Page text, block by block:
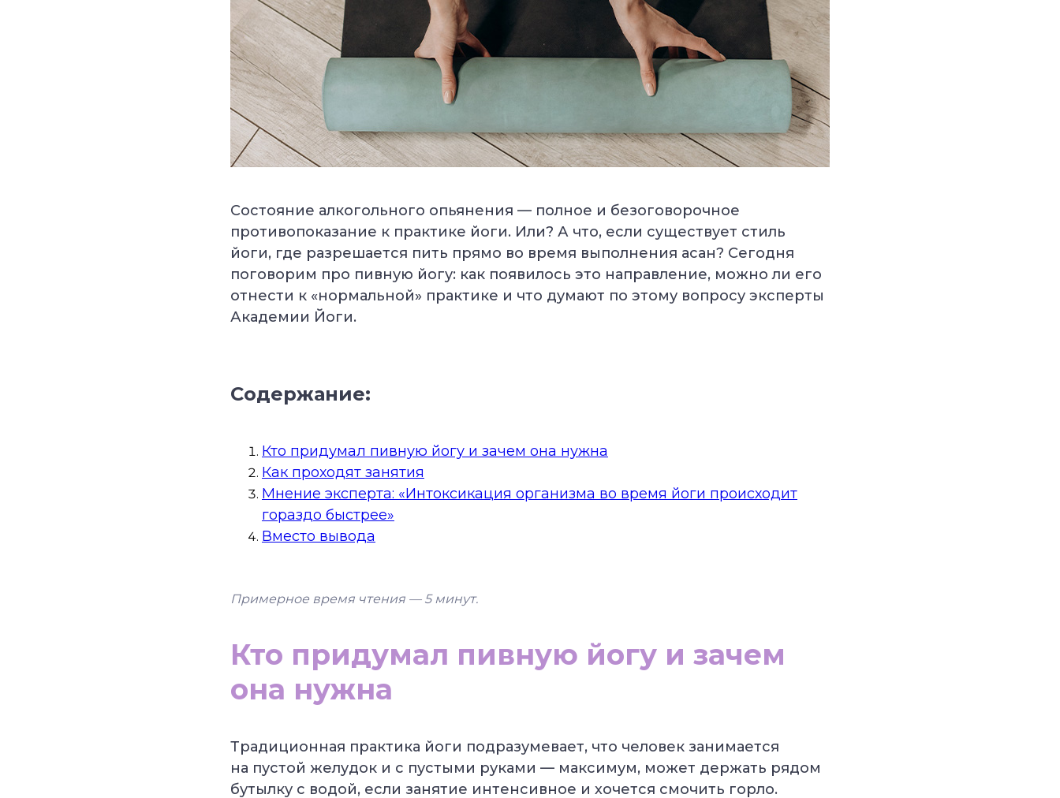
Состояние алкогольного опьянения — полное и безоговорочное
противопоказание к практике йоги. Или? А что, если существует стиль
йоги, где разрешается пить прямо во время выполнения асан? Сегодня
поговорим про пивную йогу: как появилось это направление, можно ли его
отнести к «нормальной» практике и что думают по этому вопросу эксперты
Академии Йоги.
Содержание:
Кто придумал пивную йогу и зачем она нужна
Как проходят занятия
Мнение эксперта: «Интоксикация организма во время йоги происходит
гораздо быстрее»
Вместо вывода
Примерное время чтения — 5 минут.
Кто придумал пивную йогу и зачем
она нужна
Традиционная практика йоги подразумевает, что человек занимается
на пустой желудок и с пустыми руками — максимум, может держать рядом
бутылку с водой, если занятие интенсивное и хочется смочить горло.